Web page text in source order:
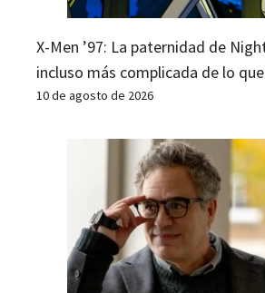
X-Men ’97: La paternidad de
incluso más complicada de lo
10 de agosto de 2026